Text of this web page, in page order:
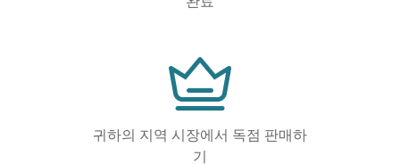
귀하의 지역 시장에서 독점 판매하
기